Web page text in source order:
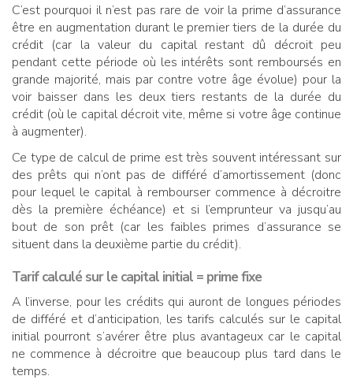
C’est pourquoi il n’est pas rare de voir la prime d’assurance
être en augmentation durant le premier tiers de la durée du
crédit (car la valeur du capital restant dû décroit peu
pendant cette période où les intérêts sont remboursés en
grande majorité, mais par contre votre âge évolue) pour la
voir baisser dans les deux tiers restants de la durée du
crédit (où le capital décroit vite, même si votre âge continue
à augmenter).
Ce type de calcul de prime est très souvent intéressant sur
des prêts qui n’ont pas de différé d’amortissement (donc
pour lequel le capital à rembourser commence à décroitre
dès la première échéance) et si l’emprunteur va jusqu’au
bout de son prêt (car les faibles primes d’assurance se
situent dans la deuxième partie du crédit).
Tarif calculé sur le capital initial = prime fixe
A l’inverse, pour les crédits qui auront de longues périodes
de différé et d’anticipation, les tarifs calculés sur le capital
initial pourront s’avérer être plus avantageux car le capital
ne commence à décroitre que beaucoup plus tard dans le
temps.